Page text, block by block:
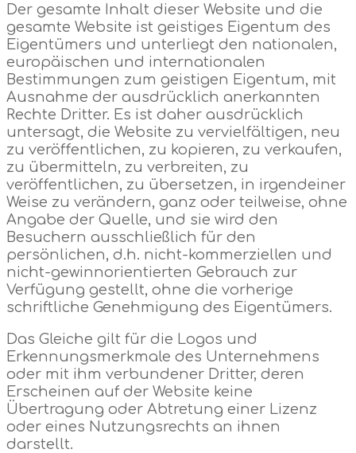
Der gesamte Inhalt dieser Website und die
gesamte Website ist geistiges Eigentum des
Eigentümers und unterliegt den nationalen,
europäischen und internationalen
Bestimmungen zum geistigen Eigentum, mit
Ausnahme der ausdrücklich anerkannten
Rechte Dritter. Es ist daher ausdrücklich
untersagt, die Website zu vervielfältigen, neu
zu veröffentlichen, zu kopieren, zu verkaufen,
zu übermitteln, zu verbreiten, zu
veröffentlichen, zu übersetzen, in irgendeiner
Weise zu verändern, ganz oder teilweise, ohne
Angabe der Quelle, und sie wird den
Besuchern ausschließlich für den
persönlichen, d.h. nicht-kommerziellen und
nicht-gewinnorientierten Gebrauch zur
Verfügung gestellt, ohne die vorherige
schriftliche Genehmigung des Eigentümers.
Das Gleiche gilt für die Logos und
Erkennungsmerkmale des Unternehmens
oder mit ihm verbundener Dritter, deren
Erscheinen auf der Website keine
Übertragung oder Abtretung einer Lizenz
oder eines Nutzungsrechts an ihnen
darstellt.